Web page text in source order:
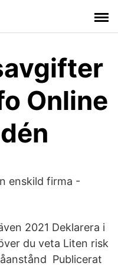
Online
enskild firma -
2021 Deklarera i
du veta Liten risk
Publicerat